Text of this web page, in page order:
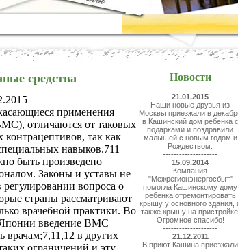
средства
применения
отличаются от таковых
так как
навыков.711
быть произведено
Законы и уставы не
вопроса о
страны рассматривают
врачебной практики. Во
введение ВМС
врачам;7,11,12 в других
ограничений и эту
Новости
21.01.2015
Наши новые друзья из
Москвы приезжали в
в Кашинский дом ребенка с
подарками и поздравили
малышей с новым годом и
Рождеством.
--------------------
15.09.2014
Компания
"Межрегионэнергосбыт"
помогла Кашинскому дому
ребенка отремонтировать
крышу у основного здания,
также крышу на пристройке,
Огромное спасибо!
--------------------
21.12.2011
В приют Кашина приезжали